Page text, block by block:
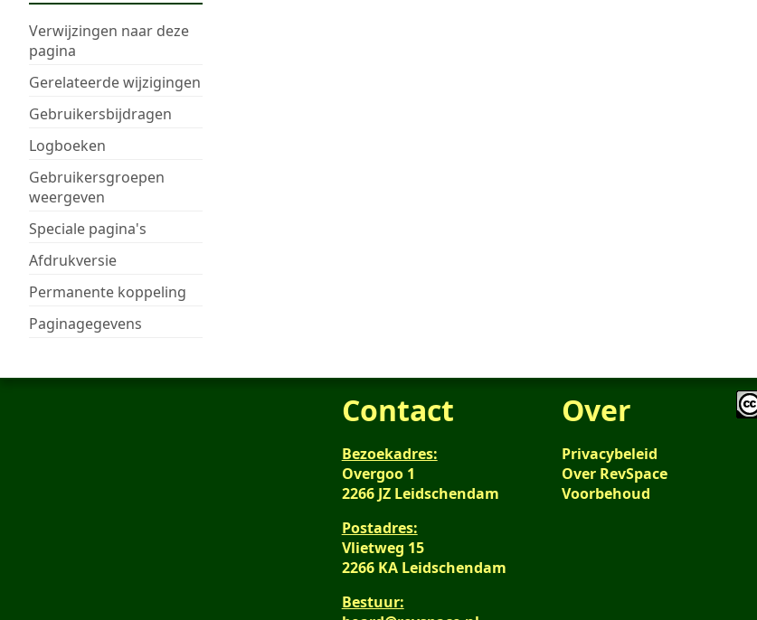
Verwijzingen naar deze
pagina
Gerelateerde wijzigingen
Gebruikersbijdragen
Logboeken
Gebruikersgroepen
weergeven
Speciale pagina's
Afdrukversie
Permanente koppeling
Paginagegevens
Contact
Bezoekadres:
Overgoo 1
2266 JZ Leidschendam
Postadres:
Vlietweg 15
2266 KA Leidschendam
Bestuur:
Over
Privacybeleid
Over RevSpace
Voorbehoud